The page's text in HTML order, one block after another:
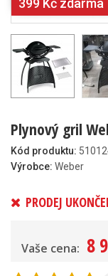
399 Kč zdarma
Plynový gril
Kód produktu:
Výrobce: Weber
PRODEJ
Vaše cena: 8